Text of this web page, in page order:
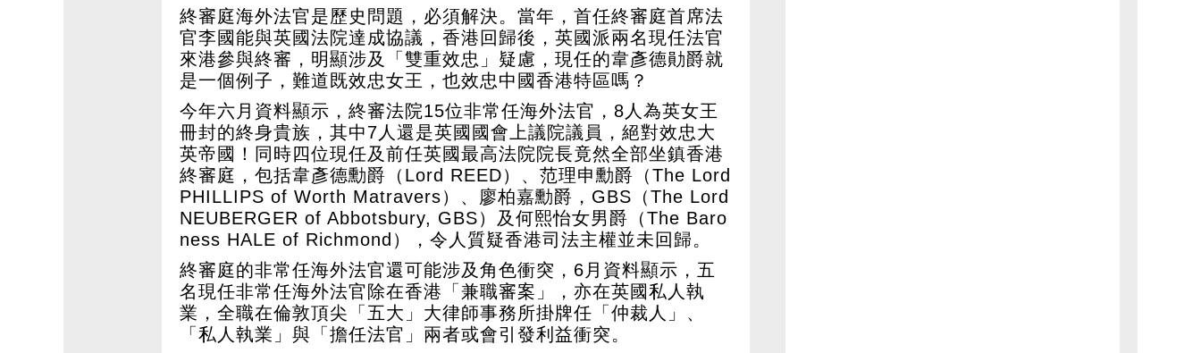
終審庭海外法官是歷史問題，必須解決。當年，首任終審庭首席法
官李國能與英國法院達成協議，香港回歸後，英國派兩名現任法官
來港參與終審，明顯涉及「雙重效忠」疑慮，現任的韋彥德勛爵就
是一個例子，難道既效忠女王，也效忠中國香港特區嗎？
今年六月資料顯示，終審法院15位非常任海外法官，8人為英女王
冊封的終身貴族，其中7人還是英國國會上議院議員，絕對效忠大
英帝國！同時四位現任及前任英國最高法院院長竟然全部坐鎮香港
終審庭，包括韋彥德勳爵（Lord REED）、范理申勳爵（The Lord
PHILLIPS of Worth Matravers）、廖柏嘉勳爵，GBS（The Lord
NEUBERGER of Abbotsbury, GBS）及何熙怡女男爵（The Baro
ness HALE of Richmond），令人質疑香港司法主權並未回歸。
終審庭的非常任海外法官還可能涉及角色衝突，6月資料顯示，五
名現任非常任海外法官除在香港「兼職審案」，亦在英國私人執
業，全職在倫敦頂尖「五大」大律師事務所掛牌任「仲裁人」、
「私人執業」與「擔任法官」兩者或會引發利益衝突。